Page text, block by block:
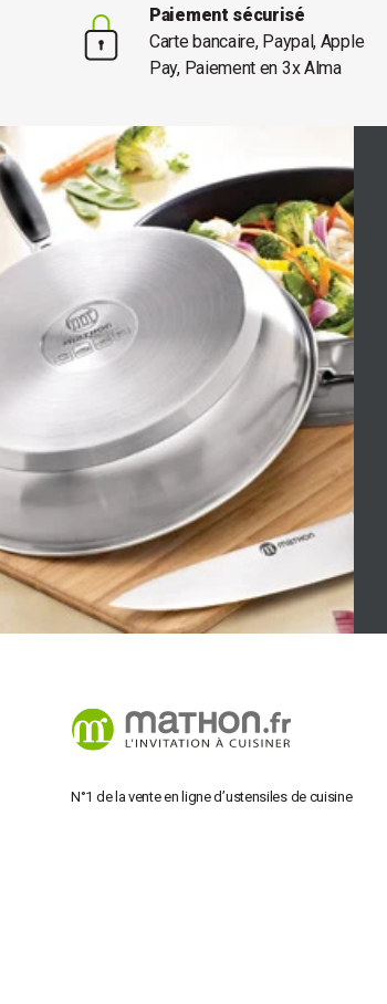
Paiement sécurisé
Carte bancaire, Paypal, Apple
Pay, Paiement en 3x Alma
N°1 de la vente en ligne d’ustensiles de cuisine